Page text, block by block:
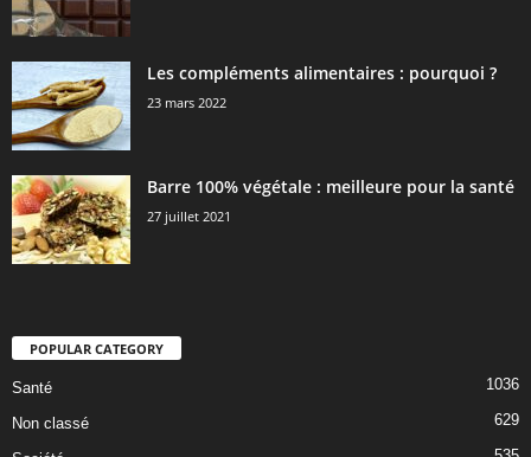
Les compléments alimentaires : pourquoi ?
23 mars 2022
Barre 100% végétale : meilleure pour la santé
27 juillet 2021
POPULAR CATEGORY
Santé 1036
Non classé 629